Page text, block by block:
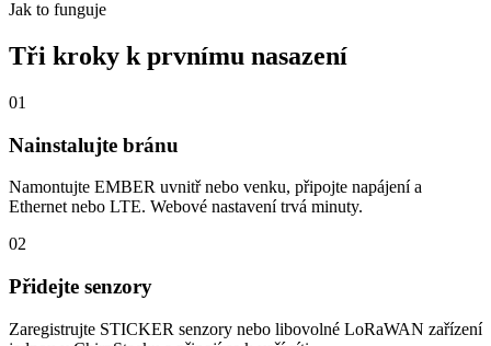
Jak to funguje
Tři kroky k prvnímu nasazení
01
Nainstalujte bránu
Namontujte EMBER uvnitř nebo venku, připojte napájení a
Ethernet nebo LTE. Webové nastavení trvá minuty.
02
Přidejte senzory
Zaregistrujte STICKER senzory nebo libovolné LoRaWAN zařízení